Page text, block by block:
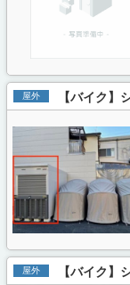
屋外 【バイク】
屋外 【バイク】